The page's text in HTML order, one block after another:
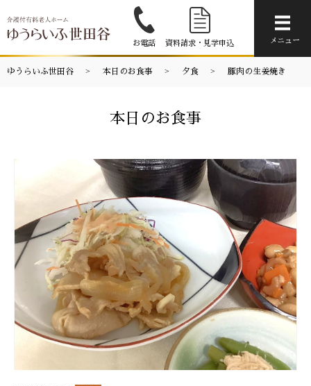
お電話 資料請求・見学申込 メニュー
ゆうらいふ世田谷 本日のお食事 夕食 豚肉の生姜焼き
本日のお食事